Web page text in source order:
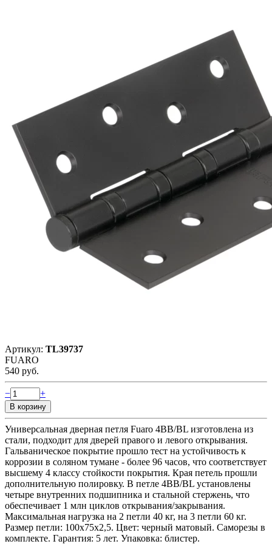
Артикул: TL39737
FUARO
540 руб.
− +
Универсальная дверная петля Fuaro 4BB/BL изготовлена из
стали, подходит для дверей правого и левого открывания.
Гальваническое покрытие прошло тест на устойчивость к
коррозии в соляном тумане - более 96 часов, что соответствует
высшему 4 классу стойкости покрытия. Края петель прошли
дополнительную полировку. В петле 4BB/BL установлены
четыре внутренних подшипника и стальной стержень, что
обеспечивает 1 млн циклов открывания/закрывания.
Максимальная нагрузка на 2 петли 40 кг, на 3 петли 60 кг.
Размер петли: 100x75x2,5. Цвет: черный матовый. Саморезы в
комплекте. Гарантия: 5 лет. Упаковка: блистер.